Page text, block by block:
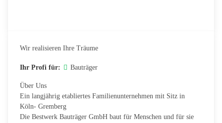
Wir realisieren Ihre Träume
Ihr Profi für: Bauträger
Über Uns
Ein langjährig etabliertes Familienunternehmen mit Sitz in
Köln- Gremberg
Die Bestwerk Bauträger GmbH baut für Menschen und für sie